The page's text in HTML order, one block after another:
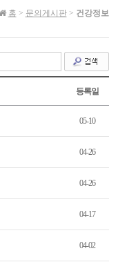
홈 > 문의게시판> 건강정보
등록일
05-10
04-26
04-26
04-17
04-02